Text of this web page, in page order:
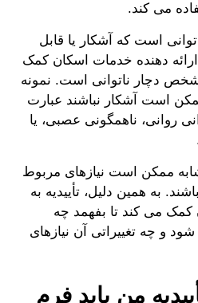
می کند.
است که آشکار یا قابل
دهنده خدمات اسکان کمک
دچار ناتوانی است. نمونه
است آشکار نباشند عبارت
روانی، ناهمگونی عصبی، یا
ممکن است نیازهای مربوط
به همین دلیل، تأییدیه به
کمک می کند تا بفهمد چه
شود و چه تغییراتی آن نیازهای
من باید فرم